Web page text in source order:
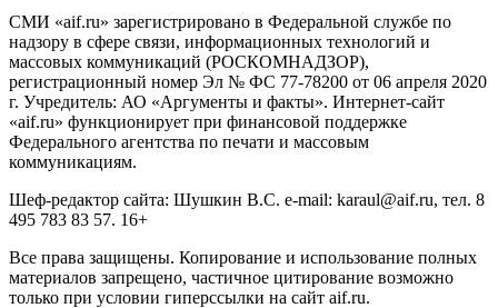
СМИ «aif.ru» зарегистрировано в Федеральной службе по
надзору в сфере связи, информационных технологий и
массовых коммуникаций (РОСКОМНАДЗОР),
регистрационный номер Эл № ФС 77-78200 от 06 апреля 2020
г. Учредитель: АО «Аргументы и факты». Интернет-сайт
«aif.ru» функционирует при финансовой поддержке
Федерального агентства по печати и массовым
коммуникациям.
Шеф-редактор сайта: Шушкин В.С. e-mail: karaul@aif.ru, тел. 8
495 783 83 57. 16+
Все права защищены. Копирование и использование полных
материалов запрещено, частичное цитирование возможно
только при условии гиперссылки на сайт aif.ru.